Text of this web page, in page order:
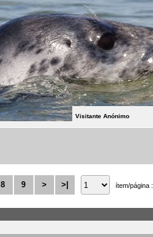
Visitante Anónimo
8 9 > >| ítem/página :